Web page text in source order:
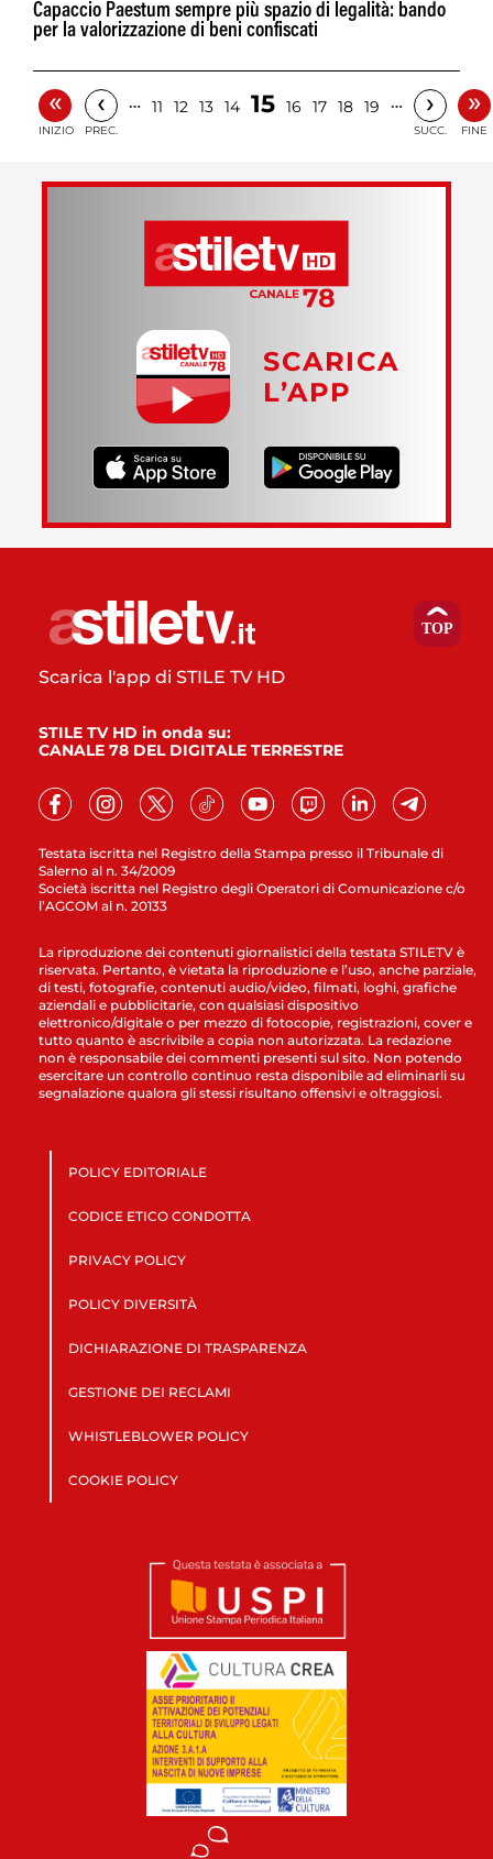
Capaccio Paestum sempre più spazio di legalità: bando
per la valorizzazione di beni confiscati
«
INIZIO
‹
PREC.
… 11 12 13 14 15 16 17 18 19 … ›
SUCC.
»
FINE
SCARICA
L’APP
Testata iscritta nel Registro della Stampa presso il Tribunale di
Salerno al n. 34/2009
Società iscritta nel Registro degli Operatori di Comunicazione c/o
l’AGCOM al n. 20133
Scarica l'app di STILE TV HD
STILE TV HD in onda su:
CANALE 78 DEL DIGITALE TERRESTRE
La riproduzione dei contenuti giornalistici della testata STILETV è
riservata. Pertanto, è vietata la riproduzione e l’uso, anche parziale,
di testi, fotografie, contenuti audio/video, filmati, loghi, grafiche
aziendali e pubblicitarie, con qualsiasi dispositivo
elettronico/digitale o per mezzo di fotocopie, registrazioni, cover e
tutto quanto è ascrivibile a copia non autorizzata. La redazione
non è responsabile dei commenti presenti sul sito. Non potendo
esercitare un controllo continuo resta disponibile ad eliminarli su
segnalazione qualora gli stessi risultano offensivi e oltraggiosi.
POLICY EDITORIALE
CODICE ETICO CONDOTTA
PRIVACY POLICY
POLICY DIVERSITÀ
DICHIARAZIONE DI TRASPARENZA
GESTIONE DEI RECLAMI
WHISTLEBLOWER POLICY
COOKIE POLICY